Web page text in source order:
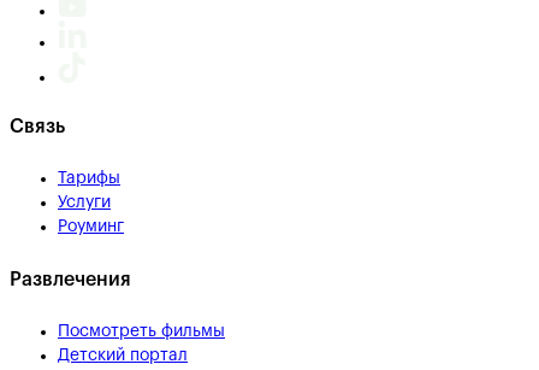
Связь
Тарифы
Услуги
Роуминг
Развлечения
Посмотреть фильмы
Детский портал